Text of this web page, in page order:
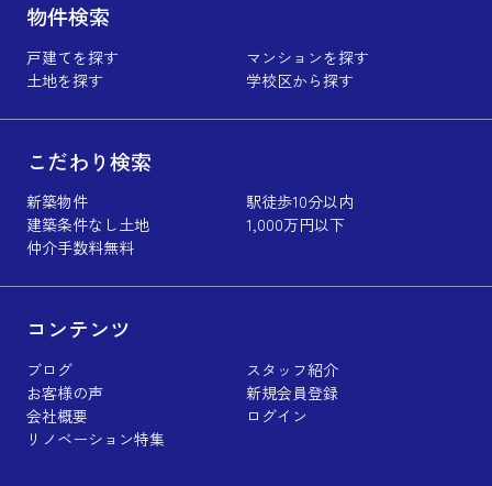
物件検索
戸建てを探す
マンションを探す
土地を探す
学校区から探す
こだわり検索
新築物件
駅徒歩10分以内
建築条件なし土地
1,000万円以下
仲介手数料無料
コンテンツ
ブログ
スタッフ紹介
お客様の声
新規会員登録
会社概要
ログイン
リノベーション特集